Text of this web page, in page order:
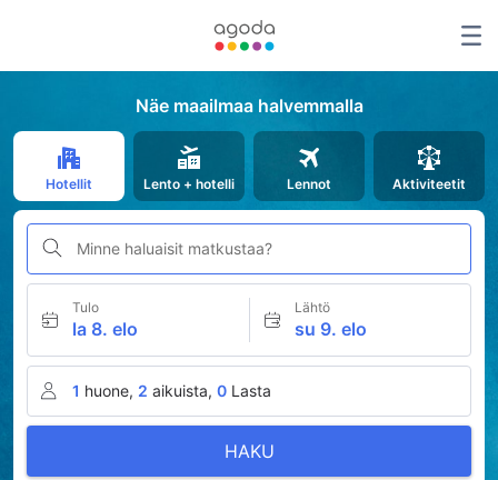
Näe maailmaa halvemmalla
Hotellit Lento + hotelli Lennot Aktiviteetit
Minne haluaisit matkustaa?
Tulo
la 8. elo
Lähtö
su 9. elo
1 huone, 2 aikuista, 0 Lasta
HAKU